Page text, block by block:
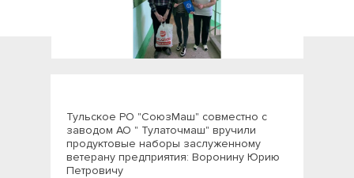
Тульское РО "СоюзМаш" совместно с
заводом АО " Тулаточмаш" вручили
продуктовые наборы заслуженному
ветерану предприятия: Воронину Юрию
Петровичу